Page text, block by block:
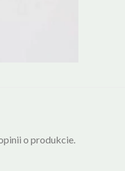
o produkcie.